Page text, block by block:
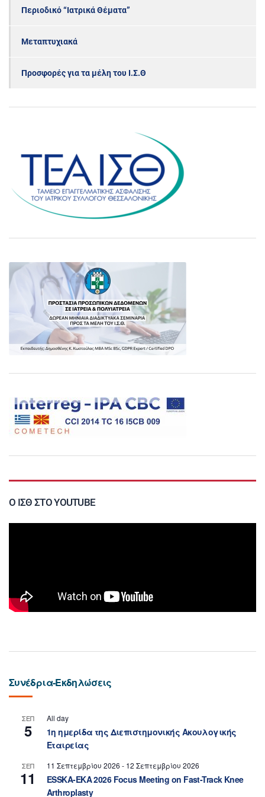
Περιοδικό “Ιατρικά Θέματα”
Μεταπτυχιακά
Προσφορές για τα μέλη του Ι.Σ.Θ
Ο ΙΣΘ ΣΤΟ YOUTUBE
Συνέδρια-Εκδηλώσεις
ΣΕΠ
5
All day
1η ημερίδα της Διεπιστημονικής Ακουλογικής
Εταιρείας
ΣΕΠ
11
11 Σεπτεμβρίου 2026 - 12 Σεπτεμβρίου 2026
ESSKA-EKA 2026 Focus Meeting on Fast-Track Knee
Arthroplasty